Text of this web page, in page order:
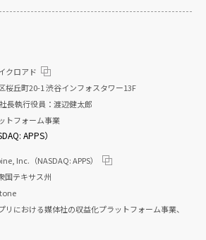
クロアド
桜丘町20-1 渋谷インフォスタワー13F
長執行役員：渡辺健太郎
トフォーム事業
APPS）
Inc.（NASDAQ: APPS）
国テキサス州
リにおける媒体社の収益化プラットフォーム事業、